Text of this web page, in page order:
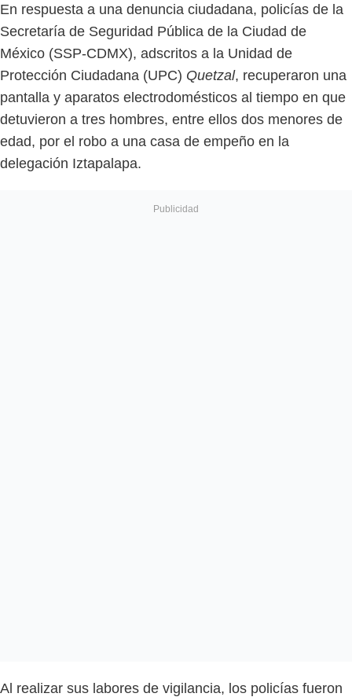
En respuesta a una denuncia ciudadana, policías de la
Secretaría de Seguridad Pública de la Ciudad de
México (SSP-CDMX), adscritos a la Unidad de
Protección Ciudadana (UPC) Quetzal, recuperaron una
pantalla y aparatos electrodomésticos al tiempo en que
detuvieron a tres hombres, entre ellos dos menores de
edad, por el robo a una casa de empeño en la
delegación Iztapalapa.
Al realizar sus labores de vigilancia, los policías fueron